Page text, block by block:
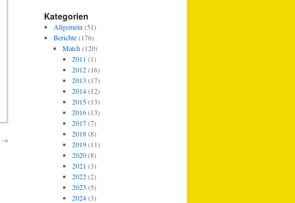
→
Kategorien
Allgemein (51)
Berichte(176)
Match(120)
2011 (1)
2012(16)
2013 (17)
2014(12)
2015(13)
2016(13)
2017(7)
2018(8)
2019(11)
2020(8)
2021 (3)
2022(2)
2023 (5)
2024(3)